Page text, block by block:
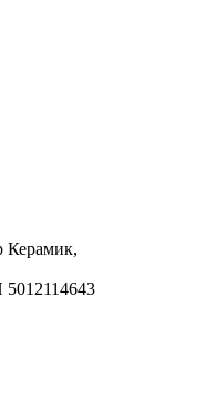
Керамик,